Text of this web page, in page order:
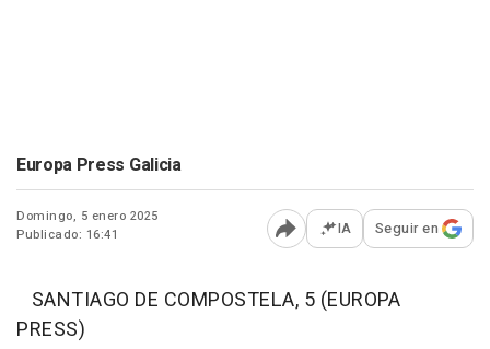
Europa Press Galicia
Domingo, 5 enero 2025
Publicado: 16:41
Abrir opciones para
IA Seguir en
SANTIAGO DE COMPOSTELA, 5 (EUROPA
PRESS)